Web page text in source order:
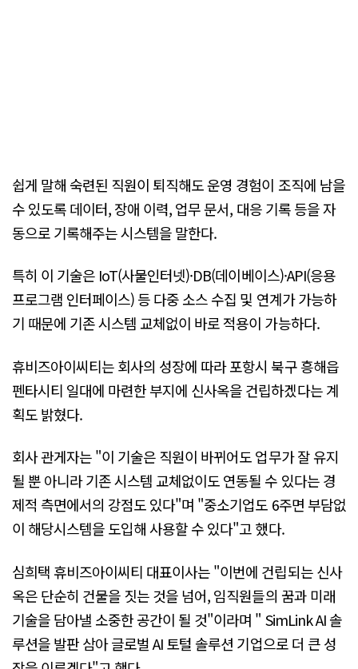
쉽게 말해 숙련된 직원이 퇴직해도 운영 경험이 조직에 남을
수 있도록 데이터, 장애 이력, 업무 문서, 대응 기록 등을 자
동으로 기록해주는 시스템을 말한다.
특히 이 기술은 IoT(사물인터넷)·DB(데이베이스)·API(응용
프로그램 인터페이스) 등 다중 소스 수집 및 연계가 가능하
기 때문에 기존 시스템 교체없이 바로 적용이 가능하다.
휴비즈아이씨티는 회사의 성장에 따라 포항시 북구 흥해읍
펜타시티 일대에 마련한 부지에 신사옥을 건립하겠다는 계
획도 밝혔다.
회사 관게자는 "이 기술은 직원이 바뀌어도 업무가 잘 유지
될 뿐 아니라 기존 시스템 교체없이도 연동될 수 있다는 경
제적 측면에서의 강점도 있다"며 "중소기업도 6주면 부담없
이 해당시스템을 도입해 사용할 수 있다"고 했다.
심희택 휴비즈아이씨티 대표이사는 "이번에 건립되는 신사
옥은 단순히 건물을 짓는 것을 넘어, 임직원들의 꿈과 미래
기술을 담아낼 소중한 공간이 될 것"이라며 " SimLink AI 솔
루션을 발판 삼아 글로벌 AI 토털 솔루션 기업으로 더 큰 성